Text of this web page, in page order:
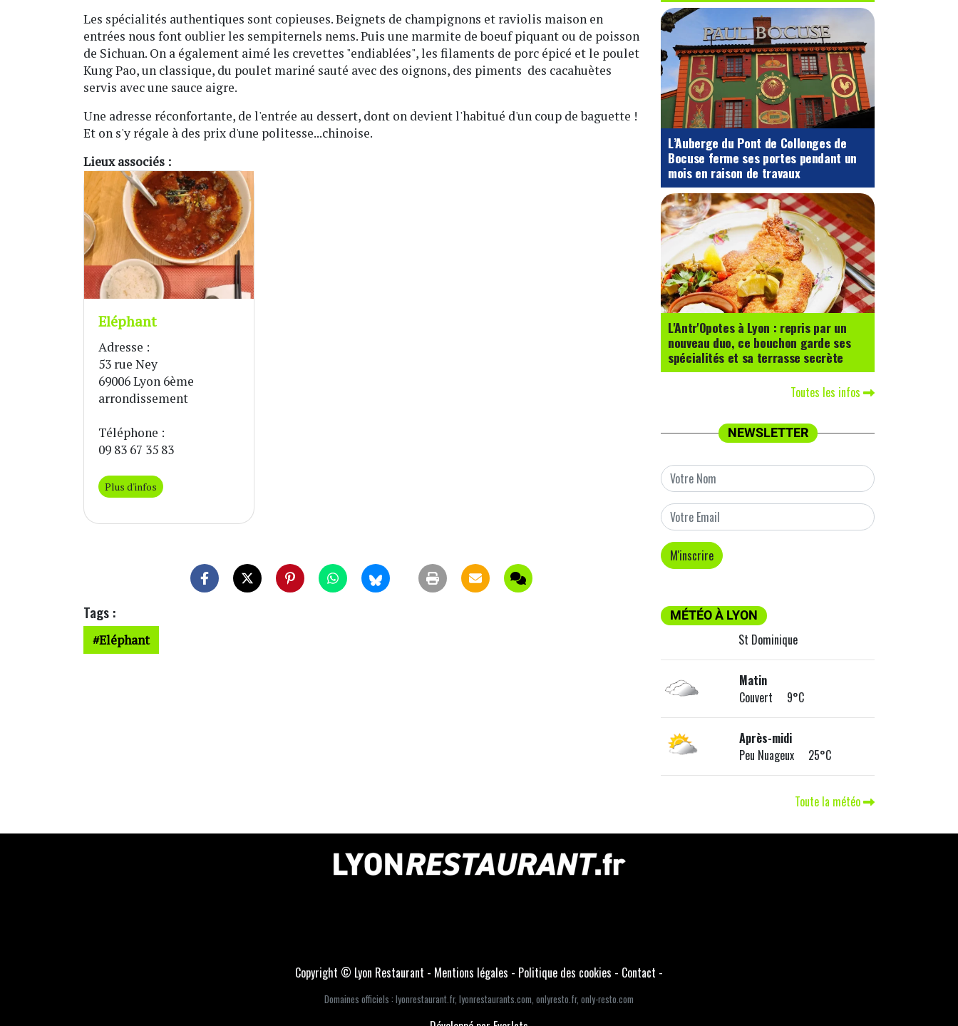
Les spécialités authentiques sont copieuses. Beignets de champignons et raviolis maison en
entrées nous font oublier les sempiternels nems. Puis une marmite de boeuf piquant ou de poisson
de Sichuan. On a également aimé les crevettes "endiablées", les filaments de porc épicé et le poulet
Kung Pao, un classique, du poulet mariné sauté avec des oignons, des piments des cacahuètes
servis avec une sauce aigre.
Une adresse réconfortante, de l'entrée au dessert, dont on devient l'habitué d'un coup de baguette !
Et on s'y régale à des prix d'une politesse...chinoise.
Lieux associés :
Eléphant
Adresse :
53 rue Ney
69006 Lyon 6ème
arrondissement
Téléphone :
09 83 67 35 83
Plus d'infos
Tags :
Eléphant
L’Auberge du Pont de Collonges de
Bocuse ferme ses portes pendant un
mois en raison de travaux
L'Antr'Opotes à Lyon : repris par un
nouveau duo, ce bouchon garde ses
spécialités et sa terrasse secrète
Toutes les infos
NEWSLETTER
MÉTÉO À LYON
St Dominique
Matin
Couvert 9°C
Après-midi
Peu Nuageux 25°C
Toute la météo
Copyright © Lyon Restaurant - Mentions légales - Politique des cookies - Contact -
Domaines officiels : lyonrestaurant.fr, lyonrestaurants.com, onlyresto.fr, only-resto.com